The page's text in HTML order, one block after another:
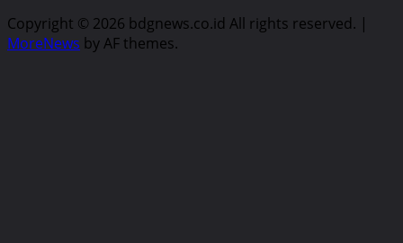
Copyright © 2026 bdgnews.co.id All rights reserved. |
MoreNews by AF themes.